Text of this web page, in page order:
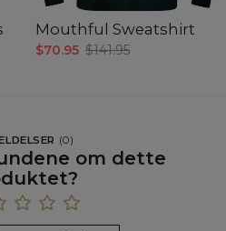
Mouthful Sweatshirt
$70.95 $141.95
(0)
om dette